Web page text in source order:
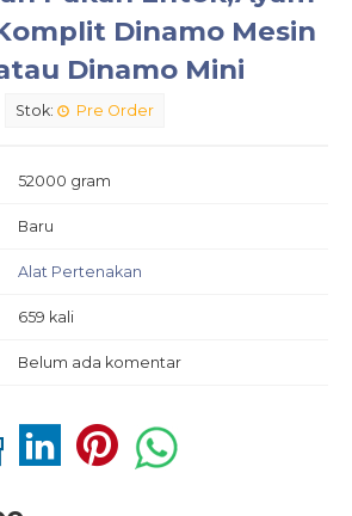
Dinamo Mesin
Dinamo Mini
Stok: Pre Order
52000 gram
Baru
Alat Pertenakan
659 kali
Belum ada komentar